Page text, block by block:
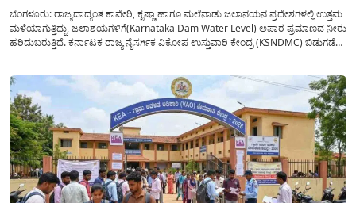
ಬೆಂಗಳೂರು: ರಾಜ್ಯದಾದ್ಯಂತ ಕಾವೇರಿ, ಕೃಷ್ಣಾ ಹಾಗೂ ಮಲೆನಾಡು ಜಲಾನಯನ ಪ್ರದೇಶಗಳಲ್ಲಿ ಉತ್ತಮ
ಮಳೆಯಾಗುತ್ತಿದ್ದು, ಜಲಾಶಯಗಳಿಗೆ(Karnataka Dam Water Level) ಅಪಾರ ಪ್ರಮಾಣದ ನೀರು
ಹರಿದುಬರುತ್ತಿದೆ. ಕರ್ನಾಟಕ ರಾಜ್ಯ ನೈಸರ್ಗಿಕ ವಿಕೋಪ ಉಸ್ತುವಾರಿ ಕೇಂದ್ರ (KSNDMC) ಬಿಡುಗಡೆ